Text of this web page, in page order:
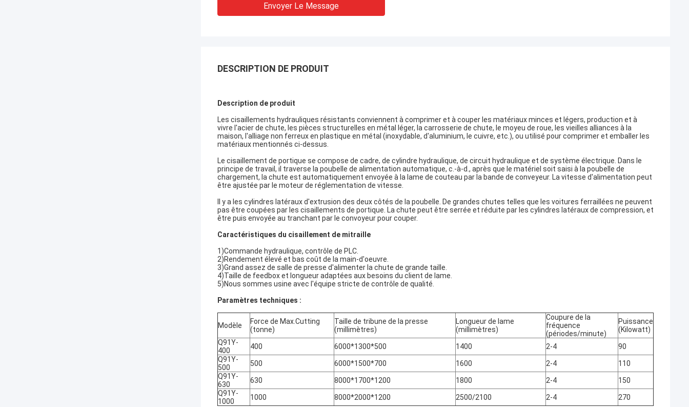
Envoyer Le Message
DESCRIPTION DE PRODUIT
Description de produit
Les cisaillements hydrauliques résistants conviennent à comprimer et à couper les matériaux minces et légers, production et à
vivre l'acier de chute, les pièces structurelles en métal léger, la carrosserie de chute, le moyeu de roue, les vieilles alliances à la
maison, l'alliage non ferreux en plastique en métal (inoxydable, d'aluminium, le cuivre, etc.), ou utilisé pour comprimer et emballer les
matériaux mentionnés ci-dessus.
Le cisaillement de portique se compose de cadre, de cylindre hydraulique, de circuit hydraulique et de système électrique. Dans le
principe de travail, il traverse la poubelle de alimentation automatique, c.-à-d., après que le matériel soit saisi à la poubelle de
chargement, la chute est automatiquement envoyée à la lame de couteau par la bande de conveyeur. La vitesse d'alimentation peut
être ajustée par le moteur de réglementation de vitesse.
Il y a les cylindres latéraux d'extrusion des deux côtés de la poubelle. De grandes chutes telles que les voitures ferraillées ne peuvent
pas être coupées par les cisaillements de portique. La chute peut être serrée et réduite par les cylindres latéraux de compression, et
être puis envoyée au tranchant par le convoyeur pour couper.
Caractéristiques du cisaillement de mitraille
1)Commande hydraulique, contrôle de PLC.
2)Rendement élevé et bas coût de la main-d'oeuvre.
3)Grand assez de salle de presse d'alimenter la chute de grande taille.
4)Taille de feedbox et longueur adaptées aux besoins du client de lame.
5)Nous sommes usine avec l'équipe stricte de contrôle de qualité.
Paramètres techniques :
Modèle
Force de Max.Cutting
(tonne)
Taille de tribune de la presse
(millimètres)
Longueur de lame
(millimètres)
Coupure de la
fréquence
(périodes/minute)
Puissance
(Kilowatt)
Q91Y-
400
400 6000*1300*500 1400 2-4
90
Q91Y-
500
500 6000*1500*700 1600 2-4
110
Q91Y-
630
630 8000*1700*1200 1800 2-4
150
Q91Y-
1000
1000 8000*2000*1200 2500/2100 2-4 270